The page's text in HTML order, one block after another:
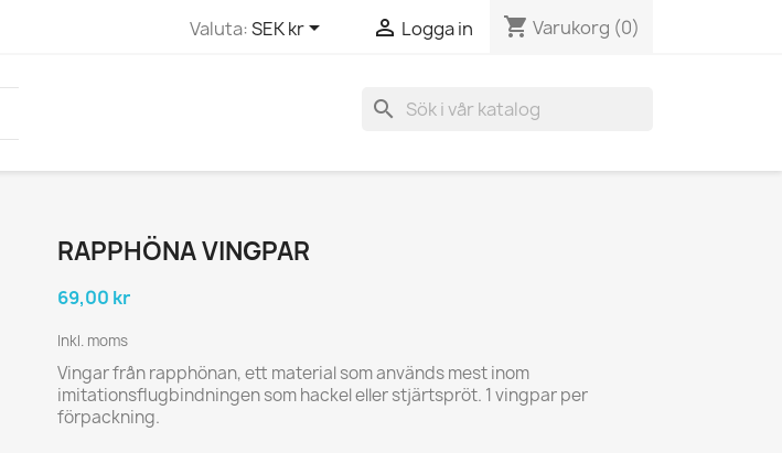
Valuta:SEK kr  Logga in shopping_cart Varukorg (0)
search
RAPPHÖNA VINGPAR
69,00 kr
Inkl. moms
Vingar från rapphönan, ett material som används mest inom
imitationsflugbindningen som hackel eller stjärtspröt. 1 vingpar per
förpackning.